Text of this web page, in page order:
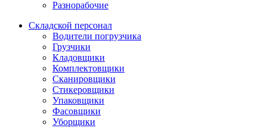
Разнорабочие
Складской персонал
Водители погрузчика
Грузчики
Кладовщики
Комплектовщики
Сканировщики
Стикеровщики
Упаковщики
Фасовщики
Уборщики